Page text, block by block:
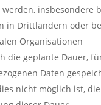
insbesondere
in Drittländern oder
Organisationen
die geplante Dauer,
Daten
nicht möglich ist,